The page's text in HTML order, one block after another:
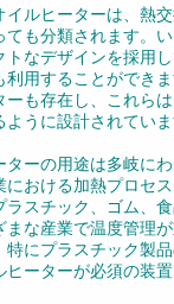
イルヒーターは、熱
ても分類されます。
トなデザインを採用
利用することができ
も存在し、これら
うに設計されていま
ターの用途は多岐に
おける加熱プロセ
スチック、ゴム、
な産業で温度管理
特にプラスチック製
ヒーターが必須の装